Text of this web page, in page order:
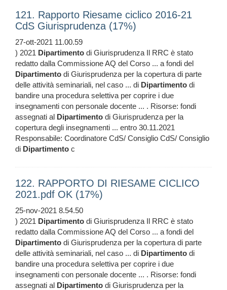
121. Rapporto Riesame ciclico 2016-21
CdS Giurisprudenza (17%)
27-ott-2021 11.00.59
) 2021 Dipartimento di Giurisprudenza Il RRC è stato
redatto dalla Commissione AQ del Corso ... a fondi del
Dipartimento di Giurisprudenza per la copertura di parte
delle attività seminariali, nel caso ... di Dipartimento di
bandire una procedura selettiva per coprire i due
insegnamenti con personale docente ... . Risorse: fondi
assegnati al Dipartimento di Giurisprudenza per la
copertura degli insegnamenti ... entro 30.11.2021
Responsabile: Coordinatore CdS/ Consiglio CdS/ Consiglio
di Dipartimento c
122. RAPPORTO DI RIESAME CICLICO
2021.pdf OK (17%)
25-nov-2021 8.54.50
) 2021 Dipartimento di Giurisprudenza Il RRC è stato
redatto dalla Commissione AQ del Corso ... a fondi del
Dipartimento di Giurisprudenza per la copertura di parte
delle attività seminariali, nel caso ... di Dipartimento di
bandire una procedura selettiva per coprire i due
insegnamenti con personale docente ... . Risorse: fondi
assegnati al Dipartimento di Giurisprudenza per la